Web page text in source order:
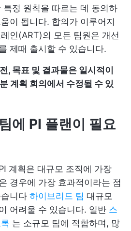
특정 원칙을 따르는 데 동의하
이 됩니다. 합의가 이루어지
인(ART)의 모든 팀원은 개선
제때 출시할 수 있습니다.
, 목표 및 결과물은 일시적이
계획 회의에서 수정될 수 있
에 PI 플랜이 필요
계획은 대규모 조직에 가장
경우에 가장 효과적이라는 점
니다 하이브리드 팀 대규모
어려울 수 있습니다. 일반 스
는 소규모 팀에 적합하며, 많